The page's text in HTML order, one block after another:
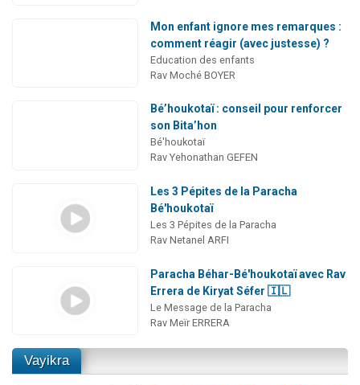
Mon enfant ignore mes remarques :
comment réagir (avec justesse) ?
Education des enfants
Rav Moché BOYER
Bé’houkotaï : conseil pour renforcer
son Bita’hon
Bé'houkotaï
Rav Yehonathan GEFEN
Les 3 Pépites de la Paracha
Bé'houkotaï
Les 3 Pépites de la Paracha
Rav Netanel ARFI
Paracha Béhar-Bé'houkotaï avec Rav
Errera de Kiryat Séfer 🇮🇱
Le Message de la Paracha
Rav Meïr ERRERA
Vayikra